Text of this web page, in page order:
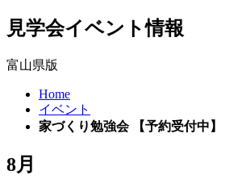
見学会イベント情報
富山県版
Home
イベント
家づくり勉強会 【予約受付中】
8月